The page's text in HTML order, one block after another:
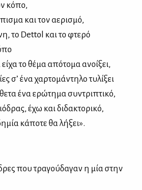
κόπο,
και τον αερισμό,
το Dettol και το φτερό
το θέμα απότομα ανοίξει,
σ’ ένα χαρτομάντηλο τυλίξει
ένα ερώτημα συντριπτικό,
έχω και διδακτορικό,
κάποτε θα λήξει».
που τραγούδαγαν η μία στην